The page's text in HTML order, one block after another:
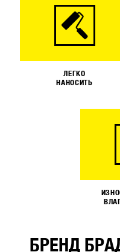
ЛЕГКО
НАНОСИТЬ
БРЕНД